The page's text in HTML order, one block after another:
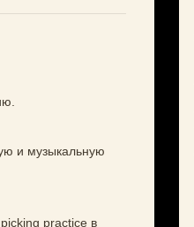
и музыкальную
practice в